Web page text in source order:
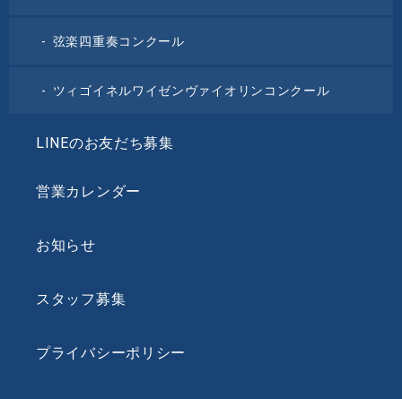
弦楽四重奏コンクール
ツィゴイネルワイゼンヴァイオリンコンクール
LINEのお友だち募集
営業カレンダー
お知らせ
スタッフ募集
プライバシーポリシー